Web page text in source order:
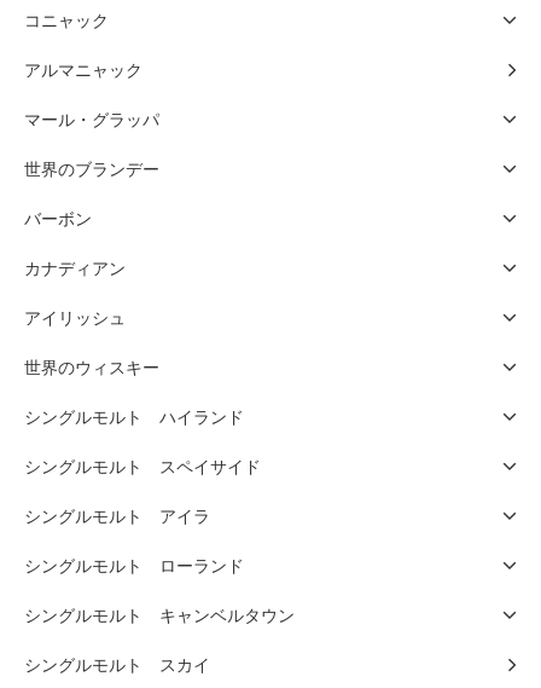
コニャック
アルマニャック
マール・グラッパ
世界のブランデー
バーボン
カナディアン
アイリッシュ
世界のウィスキー
シングルモルト ハイランド
シングルモルト スペイサイド
シングルモルト アイラ
シングルモルト ローランド
シングルモルト キャンベルタウン
シングルモルト スカイ